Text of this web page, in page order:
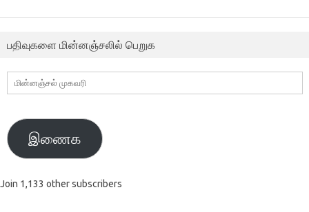
பதிவுகளை மின்னஞ்சலில் பெறுக
மின்னஞ்சல்
முகவரி
இணைக
Join 1,133 other subscribers